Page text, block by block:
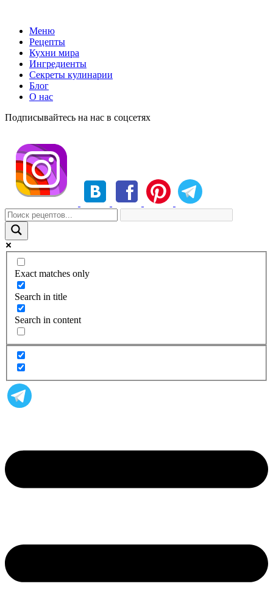
Меню
Рецепты
Кухни мира
Ингредиенты
Секреты кулинарии
Блог
О нас
Подписывайтесь на нас в соцсетях
Exact matches only
Search in title
Search in content